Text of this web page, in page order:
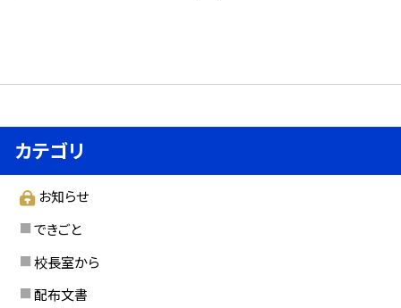
カテゴリ
お知らせ
できごと
校長室から
配布文書